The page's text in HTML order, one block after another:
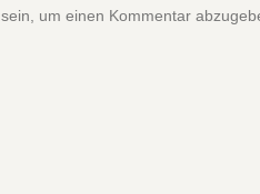
sein, um einen Kommentar